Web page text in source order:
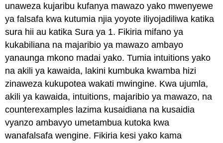
unaweza kujaribu kufanya mawazo yako mwenyewe
ya falsafa kwa kutumia njia yoyote iliyojadiliwa katika
sura hii au katika Sura ya 1. Fikiria mifano ya
kukabiliana na majaribio ya mawazo ambayo
yanaunga mkono madai yako. Tumia intuitions yako
na akili ya kawaida, lakini kumbuka kwamba hizi
zinaweza kukupotea wakati mwingine. Kwa ujumla,
akili ya kawaida, intuitions, majaribio ya mawazo, na
counterexamples lazima kusaidiana na kusaidia
vyanzo ambavyo umetambua kutoka kwa
wanafalsafa wengine. Fikiria kesi yako kama